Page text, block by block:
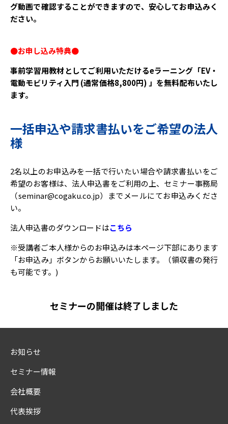
グ動画で確認することができますので、安心してお申込みく
ださい。
●お申し込み特典●
事前学習用教材としてご利用いただけるeラーニング「EV・
電動モビリティ入門 (通常価格8,800円) 」を無料配布いたし
ます。
一括申込や請求書払いをご希望の法人
様
2名以上のお申込みを一括で行いたい場合や請求書払いをご
希望のお客様は、法人申込書をご利用の上、セミナー事務局
（seminar@cogaku.co.jp）までメールにてお申込みくださ
い。
法人申込書のダウンロードはこちら
※受講者ご本人様からのお申込みは本ページ下部にあります
「お申込み」ボタンからお願いいたします。（領収書の発行
も可能です。)
セミナーの開催は終了しました
お知らせ
セミナー情報
会社概要
代表挨拶